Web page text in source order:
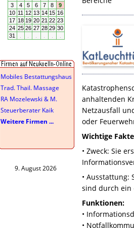
Mobiles Bestattungshaus
Trad. Thail. Massage
RA Mozelewski & M.
Steuerberater Kaik
Weitere Firmen ...
9. August 2026
anhaltenden
Netzausfall
oder
Wichtige
• Zweck: Sie
• Ausstattung:
sind durch ein
Funktionen:
•
•